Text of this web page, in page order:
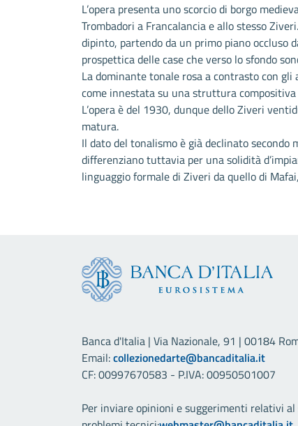
L’opera presenta uno scorcio di borgo
Trombadori a Francalancia e allo stesso
dipinto, partendo da un primo piano occluso
prospettica delle case che verso lo sfondo
La dominante tonale rosa a contrasto con
come innestata su una struttura
L’opera è del 1930, dunque dello Ziveri
matura.
Il dato del tonalismo è già declinato secondo
differenziano tuttavia per una solidità
linguaggio formale di Ziveri da quello di
Banca d'Italia | Via Nazionale, 91 | 00184
Email:collezionedarte@bancaditalia.it
CF: 00997670583 - P.IVA: 00950501007
Per inviare opinioni e suggerimenti relativi